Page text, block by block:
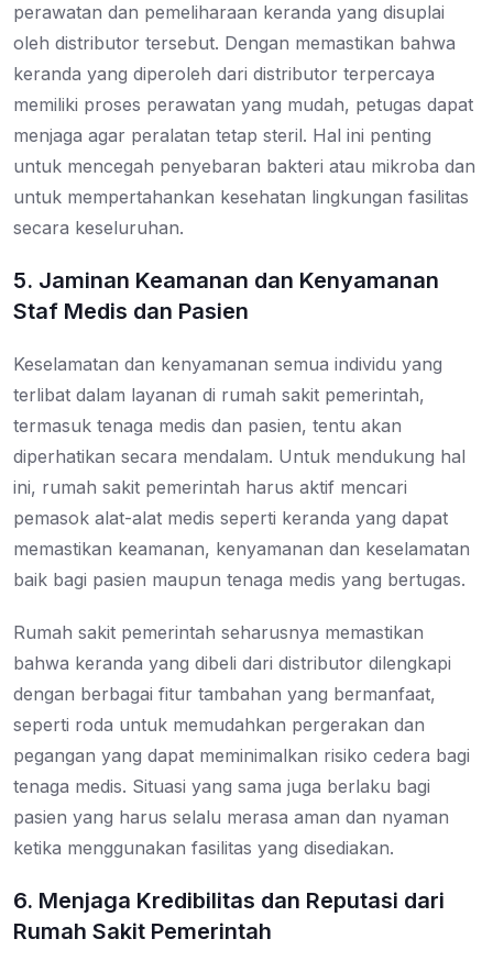
perawatan dan pemeliharaan keranda yang disuplai
oleh distributor tersebut. Dengan memastikan bahwa
keranda yang diperoleh dari distributor terpercaya
memiliki proses perawatan yang mudah, petugas dapat
menjaga agar peralatan tetap steril. Hal ini penting
untuk mencegah penyebaran bakteri atau mikroba dan
untuk mempertahankan kesehatan lingkungan fasilitas
secara keseluruhan.
5. Jaminan Keamanan dan Kenyamanan
Staf Medis dan Pasien
Keselamatan dan kenyamanan semua individu yang
terlibat dalam layanan di rumah sakit pemerintah,
termasuk tenaga medis dan pasien, tentu akan
diperhatikan secara mendalam. Untuk mendukung hal
ini, rumah sakit pemerintah harus aktif mencari
pemasok alat-alat medis seperti keranda yang dapat
memastikan keamanan, kenyamanan dan keselamatan
baik bagi pasien maupun tenaga medis yang bertugas.
Rumah sakit pemerintah seharusnya memastikan
bahwa keranda yang dibeli dari distributor dilengkapi
dengan berbagai fitur tambahan yang bermanfaat,
seperti roda untuk memudahkan pergerakan dan
pegangan yang dapat meminimalkan risiko cedera bagi
tenaga medis. Situasi yang sama juga berlaku bagi
pasien yang harus selalu merasa aman dan nyaman
ketika menggunakan fasilitas yang disediakan.
6. Menjaga Kredibilitas dan Reputasi dari
Rumah Sakit Pemerintah